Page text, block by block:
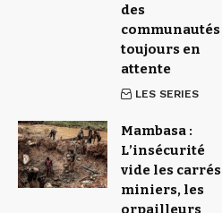
des
communautés
toujours en
attente
LES SERIES
Mambasa :
L’insécurité
vide les carrés
miniers, les
orpailleurs